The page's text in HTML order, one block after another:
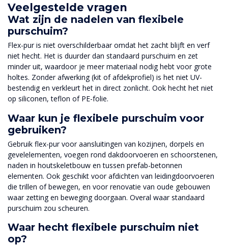
Veelgestelde vragen
Wat zijn de nadelen van flexibele
purschuim?
Flex-pur is niet overschilderbaar omdat het zacht blijft en verf
niet hecht. Het is duurder dan standaard purschuim en zet
minder uit, waardoor je meer materiaal nodig hebt voor grote
holtes. Zonder afwerking (kit of afdekprofiel) is het niet UV-
bestendig en verkleurt het in direct zonlicht. Ook hecht het niet
op siliconen, teflon of PE-folie.
Waar kun je flexibele purschuim voor
gebruiken?
Gebruik flex-pur voor aansluitingen van kozijnen, dorpels en
gevelelementen, voegen rond dakdoorvoeren en schoorstenen,
naden in houtskeletbouw en tussen prefab-betonnen
elementen. Ook geschikt voor afdichten van leidingdoorvoeren
die trillen of bewegen, en voor renovatie van oude gebouwen
waar zetting en beweging doorgaan. Overal waar standaard
purschuim zou scheuren.
Waar hecht flexibele purschuim niet
op?